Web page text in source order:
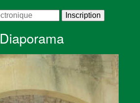
Diaporama